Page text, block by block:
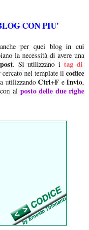
CON PIU'
per quei blog in cui
la necessità di avere una
. Si utilizzano i tag di
nel template il codice
utilizzando Ctrl+F eInvio,
con al posto delle due righe